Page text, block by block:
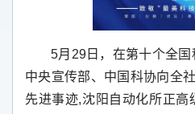
5月 29日，在第十个全国
中央宣传部、中国科协向全
先进事迹,沈阳自动化所正高